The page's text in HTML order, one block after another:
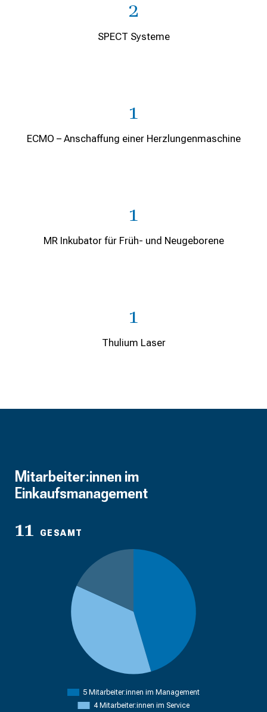
2
SPECT Systeme
1
ECMO – Anschaffung einer Herzlungenmaschine
1
MR Inkubator für Früh- und Neugeborene
1
Thulium Laser
Mitarbeiter:innen im
Einkaufsmanagement
11 GESAMT